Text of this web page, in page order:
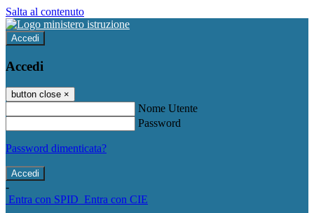
Salta al contenuto
Accedi
Accedi
button close ×
Nome Utente
Password
Password dimenticata?
-
Entra con SPID Entra con CIE